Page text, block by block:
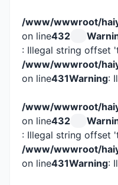
/www/wwwroot/
on line432
: Illegal string offset
/www/wwwroot/
on line431Warning:
/www/wwwroot/
on line432
: Illegal string offset
/www/wwwroot/
on line431Warning: